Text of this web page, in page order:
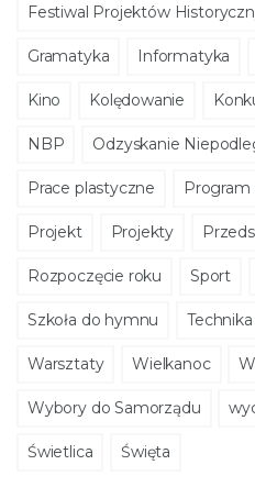
Festiwal Projektów
Gramatyka Informatyka
Kino Kolędowanie
NBP Odzyskanie
Prace plastyczne Program
Projekt Projekty
Rozpoczęcie roku Sport
Szkoła do hymnu Technika
Warsztaty Wielkanoc
Wybory do Samorządu
Świetlica Święta